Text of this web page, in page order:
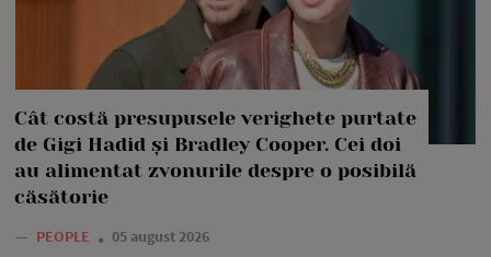
Cât costă presupusele verighete purtate
de Gigi Hadid și Bradley Cooper. Cei doi
au alimentat zvonurile despre o posibilă
căsătorie
— PEOPLE 05 august 2026